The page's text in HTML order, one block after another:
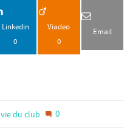
Linkedin
0
Viadeo
0
Email
vie du club 0